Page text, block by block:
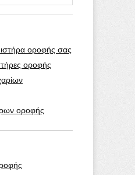
οροφής σας
οροφής
οροφής